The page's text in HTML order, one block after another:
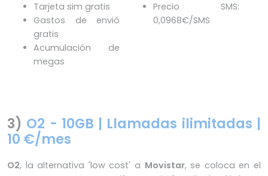
Tarjeta sim gratis
Gastos de envió
gratis
Acumulación de
megas
Precio SMS:
0,0968€/SMS
3) O2 - 10GB | Llamadas ilimitadas |
10 €/mes
O2, la alternativa 'low cost' a Movistar, se coloca en el